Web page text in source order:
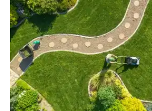
Service Jardinage Espace vert
Entretien d'espaces
Service Entretien espace vert